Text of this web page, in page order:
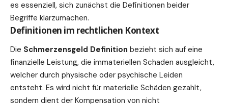
es essenziell, sich zunächst die Definitionen beider
Begriffe klarzumachen.
Definitionen im rechtlichen Kontext
Die Schmerzensgeld Definition bezieht sich auf eine
finanzielle Leistung, die immateriellen Schaden ausgleicht,
welcher durch physische oder psychische Leiden
entsteht. Es wird nicht für materielle Schäden gezahlt,
sondern dient der Kompensation von nicht